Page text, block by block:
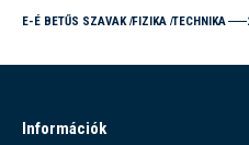
E-É BETŰS SZAVAK FIZIKA TECHNIKA
Információk